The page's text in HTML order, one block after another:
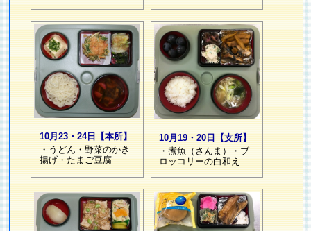
10月23・24日【本所】
・うどん・野菜のかき
揚げ・たまご豆腐
10月19・20日【支所】
・煮魚（さんま）・ブ
ロッコリーの白和え